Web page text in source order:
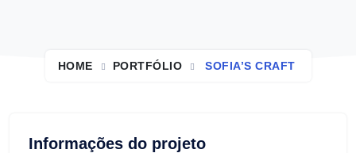
HOME PORTFÓLIO SOFIA’S CRAFT
Informações do projeto